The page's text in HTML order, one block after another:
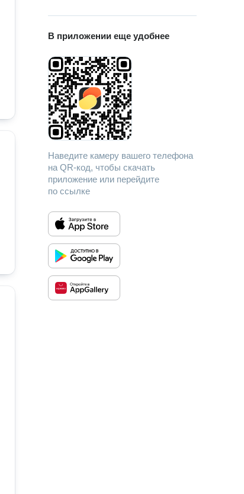
В приложении еще удобнее
Наведите камеру вашего телефона
на QR-код, чтобы скачать
приложение или перейдите
по ссылке